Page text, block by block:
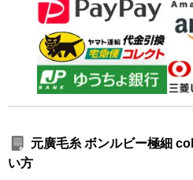
元廣毛糸 ボンルビー極細
い方